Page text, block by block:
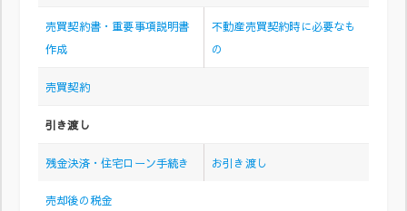
売買契約書・重要事項説明書
作成
不動産売買契約時に必要なも
の
売買契約
引き渡し
残金決済・住宅ローン手続き お引き渡し
売却後の税金